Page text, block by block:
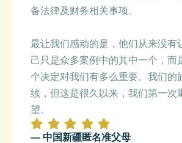
备法律及财务相关事项。
最让我们感动的是，他们从来没有
己只是众多案例中的其中一个，而
个决定对我们有多么重要。我们的
续，但这是很久以来，我们第一次
望。
— 中国新疆匿名准父母